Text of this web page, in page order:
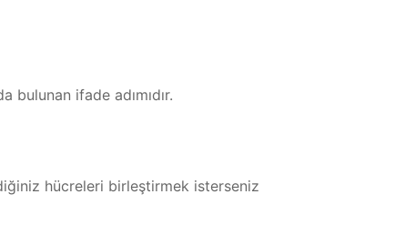
bulunan ifade adımıdır.
hücreleri birleştirmek isterseniz